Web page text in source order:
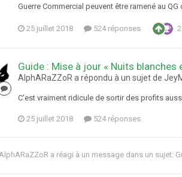
Guerre Commercial peuvent être ramené au
25 juillet 2018 524 réponses 2
Guide : Mise à jour « Nuits blanches
AlphARaZZoR a répondu à un sujet de
C'est vraiment ridicule de sortir des profits
25 juillet 2018 524 réponses
a réagi à un message dans un sujet: